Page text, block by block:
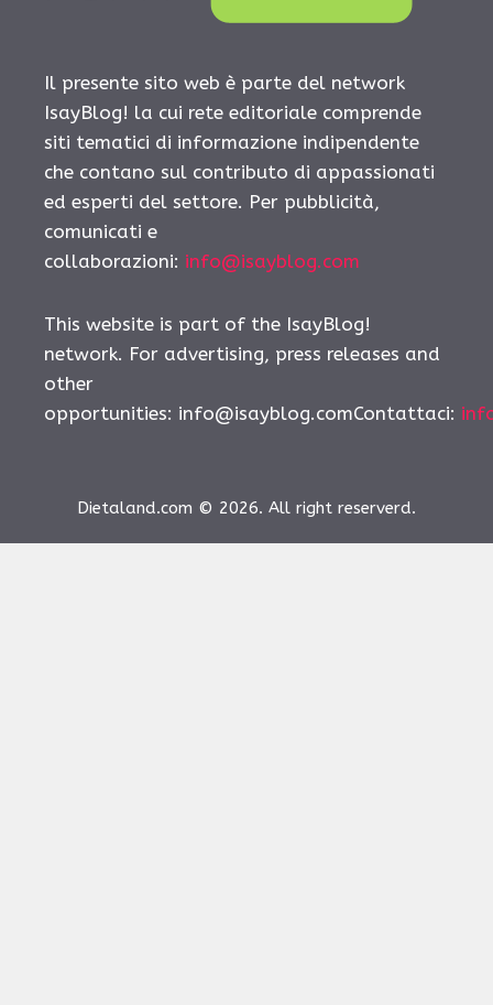
Il presente sito web è parte del network
IsayBlog! la cui rete editoriale comprende
siti tematici di informazione indipendente
che contano sul contributo di appassionati
ed esperti del settore. Per pubblicità,
comunicati e
collaborazioni: info@isayblog.com
This website is part of the IsayBlog!
network. For advertising, press releases and
other
opportunities: info@isayblog.comContattaci:
Dietaland.com © 2026. All right reserverd.